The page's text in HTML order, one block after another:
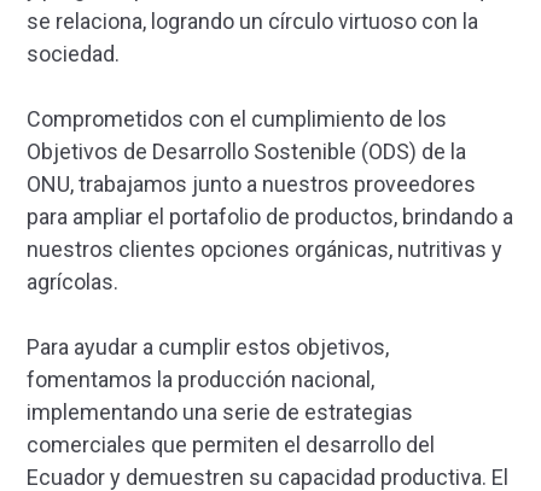
se relaciona, logrando un círculo virtuoso con la
sociedad.
Comprometidos con el cumplimiento de los
Objetivos de Desarrollo Sostenible (ODS) de la
ONU, trabajamos junto a nuestros proveedores
para ampliar el portafolio de productos, brindando a
nuestros clientes opciones orgánicas, nutritivas y
agrícolas.
Para ayudar a cumplir estos objetivos,
fomentamos la producción nacional,
implementando una serie de estrategias
comerciales que permiten el desarrollo del
Ecuador y demuestren su capacidad productiva. El